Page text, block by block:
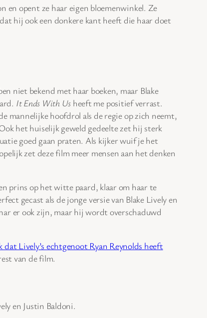
en opent ze haar eigen bloemenwinkel. Ze
hij ook een donkere kant heeft die haar doet
niet bekend met haar boeken, maar Blake
It Ends With Us heeft me positief verrast.
mannelijke hoofdrol als de regie op zich neemt,
het huiselijk geweld gedeelte zet hij sterk
goed gaan praten. Als kijker wuif je het
zet deze film meer mensen aan het denken
prins op het witte paard, klaar om haar te
gecast als de jonge versie van Blake Lively en
er ook zijn, maar hij wordt overschaduwd
dat Lively’s echtgenoot Ryan Reynolds heeft
van de film.
en Justin Baldoni.